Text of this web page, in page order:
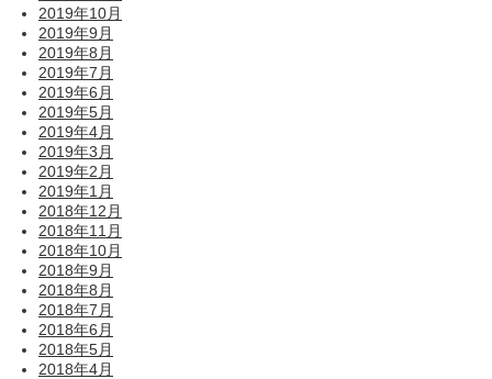
2019年10月
2019年9月
2019年8月
2019年7月
2019年6月
2019年5月
2019年4月
2019年3月
2019年2月
2019年1月
2018年12月
2018年11月
2018年10月
2018年9月
2018年8月
2018年7月
2018年6月
2018年5月
2018年4月